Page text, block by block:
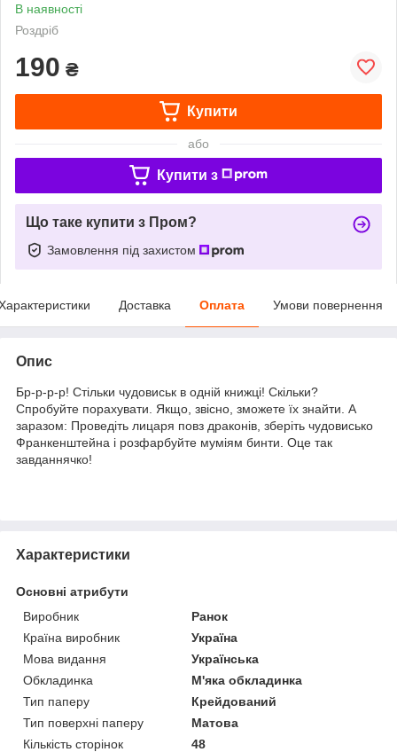
В наявності
Роздріб
190 ₴
Купити
або
Купити з
Що таке купити з Пром?
Замовлення під захистом
Доставка Оплата Умови повернення
Опис
Бр-р-р-р! Стільки чудовиськ в одній книжці! Скільки?
Спробуйте порахувати. Якщо, звісно, зможете їх знайти. А
заразом: Проведіть лицаря повз драконів, зберіть чудовисько
Франкенштейна і розфарбуйте муміям бинти. Оце так
завданнячко!
Характеристики
Основні атрибути
Виробник
Ранок
Країна виробник
Україна
Мова видання
Українська
Обкладинка
М'яка обкладинка
Тип паперу
Крейдований
Тип поверхні паперу
Матова
Кількість сторінок
48